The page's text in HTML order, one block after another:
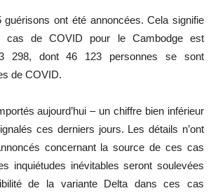
guérisons ont été annoncées. Cela signifie
de COVID pour le Cambodge est
298, dont 46 123 personnes se sont
de COVID.
aujourd’hui – un chiffre bien inférieur
ces derniers jours. Les détails n’ont
concernant la source de ces cas
inquiétudes inévitables seront soulevées
de la variante Delta dans ces cas